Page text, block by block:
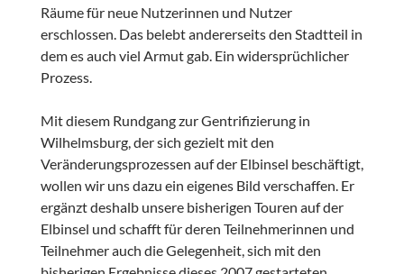
Räume für neue Nutzerinnen und Nutzer
erschlossen. Das belebt andererseits den Stadtteil in
dem es auch viel Armut gab. Ein widersprüchlicher
Prozess.
Mit diesem Rundgang zur Gentrifizierung in
Wilhelmsburg, der sich gezielt mit den
Veränderungsprozessen auf der Elbinsel beschäftigt,
wollen wir uns dazu ein eigenes Bild verschaffen. Er
ergänzt deshalb unsere bisherigen Touren auf der
Elbinsel und schafft für deren Teilnehmerinnen und
Teilnehmer auch die Gelegenheit, sich mit den